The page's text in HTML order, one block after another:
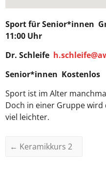
Sport für Senior*innen
11:00 Uhr
Dr. Schleife
Senior*innen Kostenlos
Sport ist im Alter
Doch in einer Gruppe
viel leichter.
← Keramikkurs 2